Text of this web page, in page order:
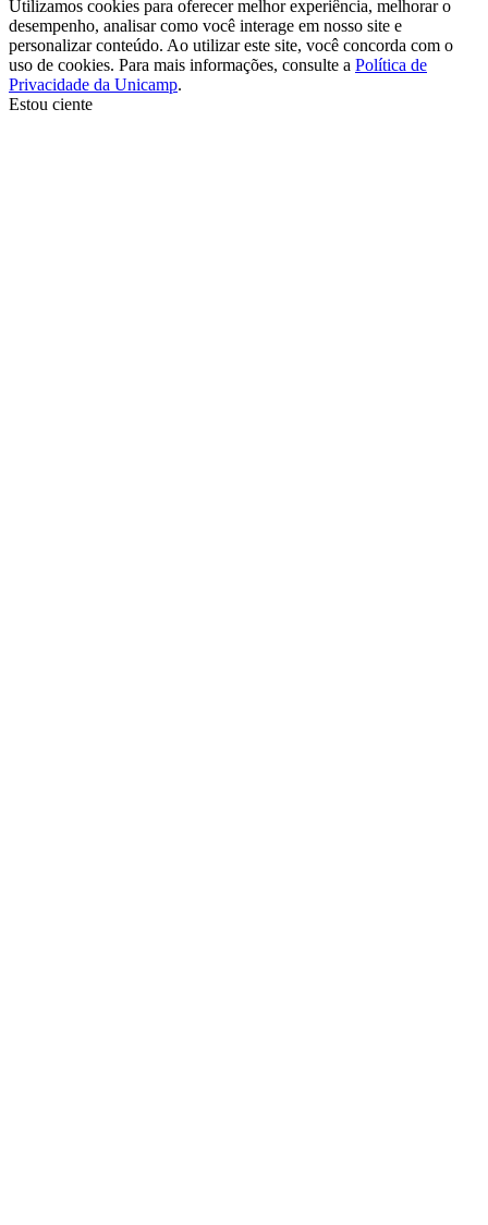
Utilizamos cookies para oferecer melhor experiência, melhorar o
desempenho, analisar como você interage em nosso site e
personalizar conteúdo. Ao utilizar este site, você concorda com o
uso de cookies. Para mais informações, consulte a Política de
Privacidade da Unicamp.
Estou ciente